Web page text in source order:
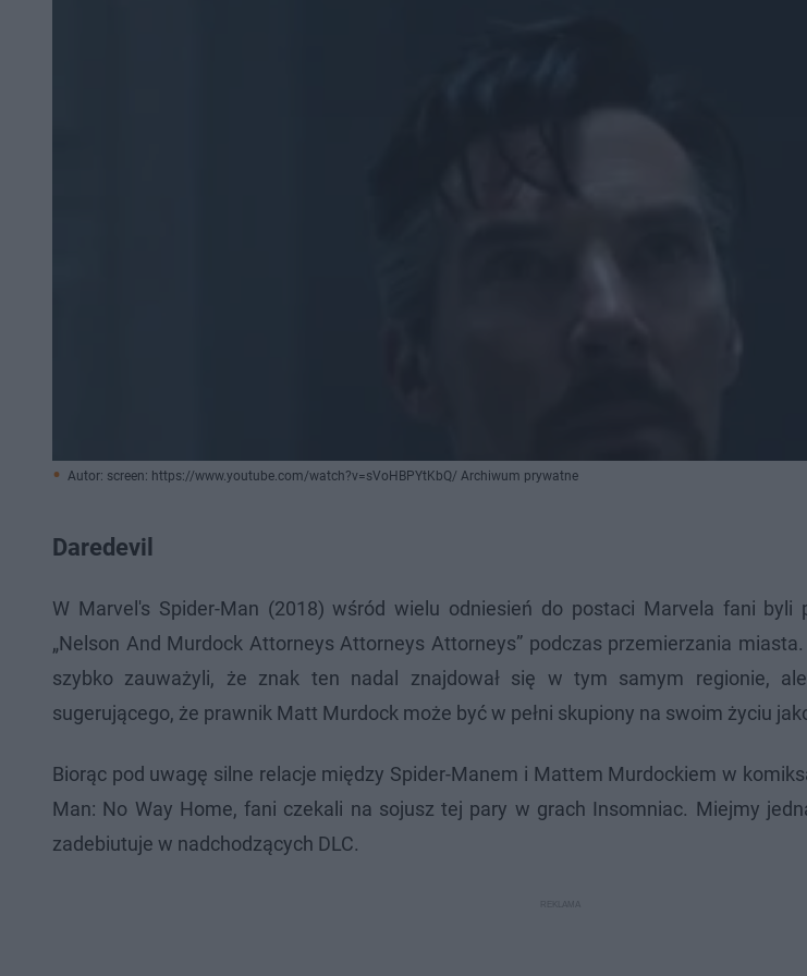
Autor: screen: https://www.youtube.com/watch?v=sVoHBPYtKbQ/ Archiwum prywatne
Daredevil
W Marvel's Spider-Man (2018) wśród wielu odniesień do postaci Marvela fani byli
„Nelson And Murdock Attorneys Attorneys Attorneys” podczas przemierzania
szybko zauważyli, że znak ten nadal znajdował się w tym samym regionie,
sugerującego, że prawnik Matt Murdock może być w pełni skupiony na swoim życiu
Biorąc pod uwagę silne relacje między Spider-Manem i Mattem Murdockiem w
Man: No Way Home, fani czekali na sojusz tej pary w grach Insomniac. Miejmy
zadebiutuje w nadchodzących DLC.